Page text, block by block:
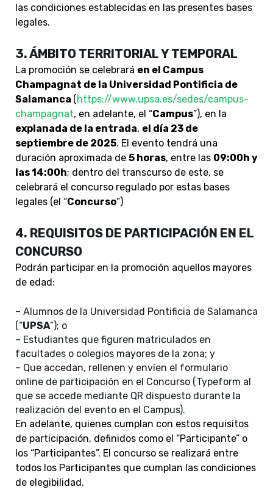
las condiciones establecidas en las presentes bases
legales.
3. ÁMBITO TERRITORIAL Y TEMPORAL
La promoción se celebrará en el Campus
Champagnat de la Universidad Pontificia de
Salamanca (https://www.upsa.es/sedes/campus-
champagnat, en adelante, el “Campus”), en la
explanada de la entrada, el día 23 de
septiembre de 2025. El evento tendrá una
duración aproximada de 5 horas, entre las 09:00h y
las 14:00h; dentro del transcurso de este, se
celebrará el concurso regulado por estas bases
legales (el “Concurso”)
4. REQUISITOS DE PARTICIPACIÓN EN EL
CONCURSO
Podrán participar en la promoción aquellos mayores
de edad:
– Alumnos de la Universidad Pontificia de Salamanca
(“UPSA”); o
– Estudiantes que figuren matriculados en
facultades o colegios mayores de la zona; y
– Que accedan, rellenen y envíen el formulario
online de participación en el Concurso (Typeform al
que se accede mediante QR dispuesto durante la
realización del evento en el Campus).
En adelante, quienes cumplan con estos requisitos
de participación, definidos como el “Participante” o
los “Participantes”. El concurso se realizará entre
todos los Participantes que cumplan las condiciones
de elegibilidad.